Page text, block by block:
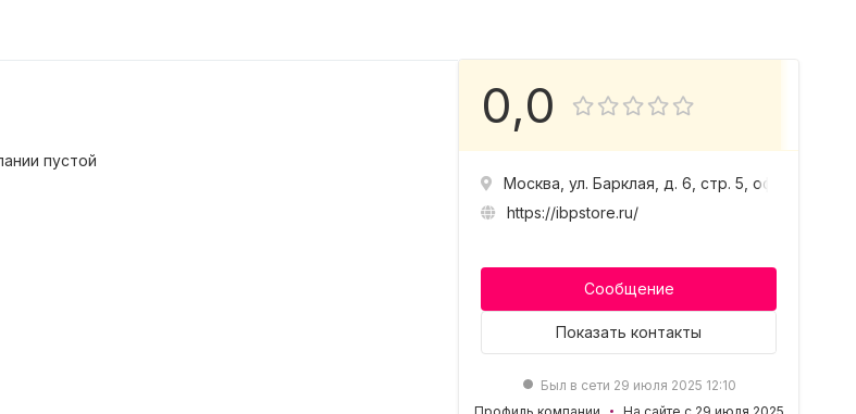
пустой
0,0
Москва, ул. Барклая, д. 6, стр. 5, оф. 518
https://ibpstore.ru/
Сообщение
Показать контакты
Был в сети 29 июля 2025 12:10